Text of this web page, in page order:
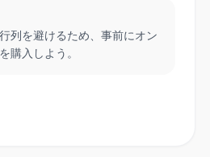
列を避けるため、事前にオン
購入しよう。